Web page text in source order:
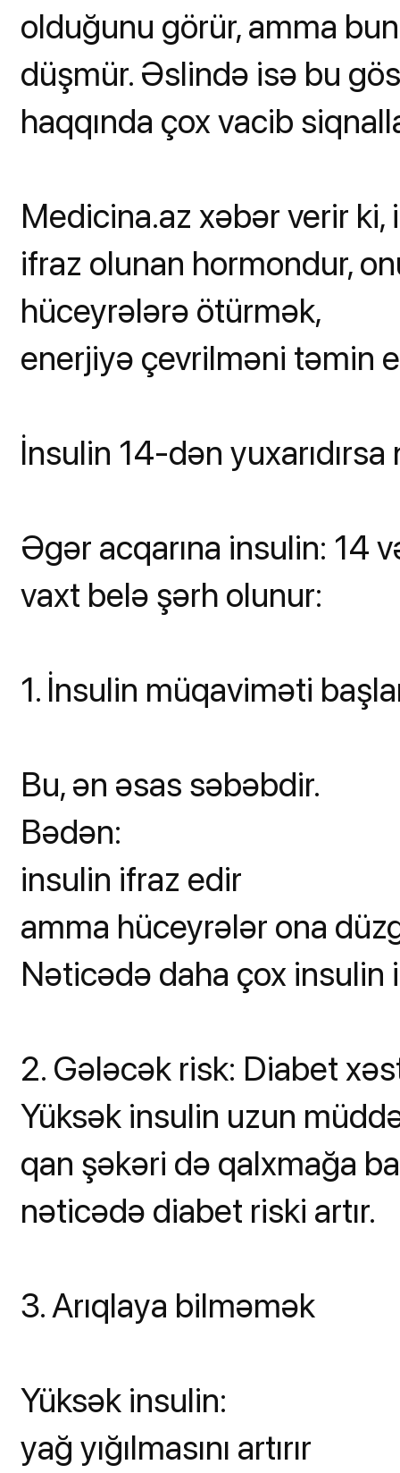
olduğunu görür, amma
düşmür. Əslində isə bu
haqqında çox vacib
Medicina.az xəbər verir
ifraz olunan hormondur,
hüceyrələrə ötürmək,
enerjiyə çevrilməni təmin
İnsulin 14-dən
Əgər acqarına insulin: 14
vaxt belə şərh olunur:
1. İnsulin müqaviməti
Bu, ən əsas səbəbdir.
Bədən:
insulin ifraz edir
amma hüceyrələr ona
Nəticədə daha çox insulin
2. Gələcək risk: Diabet
Yüksək insulin uzun
qan şəkəri də qalxmağa
nəticədə diabet riski artır.
3. Arıqlaya bilməmək
Yüksək insulin:
yağ yığılmasını artırır